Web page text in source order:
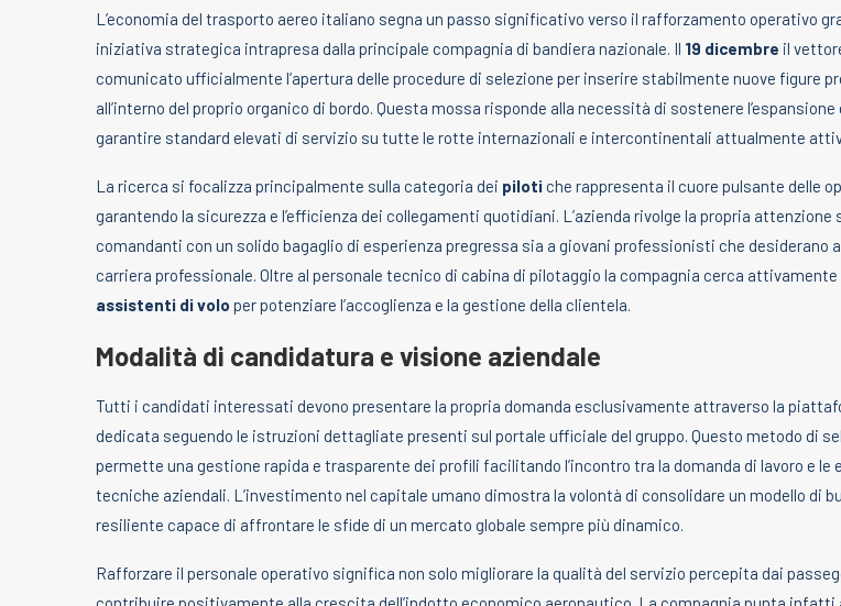
L’economia del trasporto aereo italiano segna un passo significativo verso il rafforzamento operativo
iniziativa strategica intrapresa dalla principale compagnia di bandiera nazionale. Il 19 dicembre il
comunicato ufficialmente l’apertura delle procedure di selezione per inserire stabilmente nuove figure
all’interno del proprio organico di bordo. Questa mossa risponde alla necessità di sostenere
garantire standard elevati di servizio su tutte le rotte internazionali e intercontinentali attualmente
La ricerca si focalizza principalmente sulla categoria dei pilotiche rappresenta il cuore pulsante delle
garantendo la sicurezza e l’efficienza dei collegamenti quotidiani. L’azienda rivolge la propria attenzione
comandanti con un solido bagaglio di esperienza pregressa sia a giovani professionisti che desiderano
carriera professionale. Oltre al personale tecnico di cabina di pilotaggio la compagnia cerca attivamente
assistenti di volo per potenziare l’accoglienza e la gestione della clientela.
Modalità di candidatura e visione aziendale
Tutti i candidati interessati devono presentare la propria domanda esclusivamente attraverso la
dedicata seguendo le istruzioni dettagliate presenti sul portale ufficiale del gruppo. Questo metodo di
permette una gestione rapida e trasparente dei profili facilitando l’incontro tra la domanda di lavoro e le
tecniche aziendali. L’investimento nel capitale umano dimostra la volontà di consolidare un modello di
resiliente capace di affrontare le sfide di un mercato globale sempre più dinamico.
Rafforzare il personale operativo significa non solo migliorare la qualità del servizio percepita dai